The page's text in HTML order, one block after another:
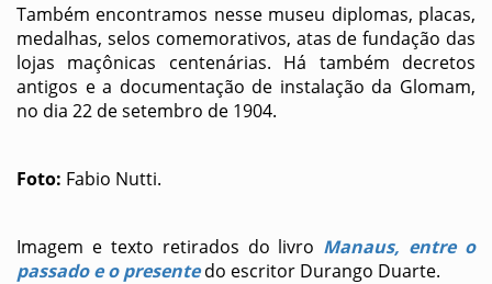
Também encontramos nesse museu diplomas, placas,
medalhas, selos comemorativos, atas de fundação das
lojas maçônicas centenárias. Há também decretos
antigos e a documentação de instalação da Glomam,
no dia 22 de setembro de 1904.
Foto: Fabio Nutti.
Imagem e texto retirados do livro Manaus, entre o
passado e o presentedo escritor Durango Duarte.